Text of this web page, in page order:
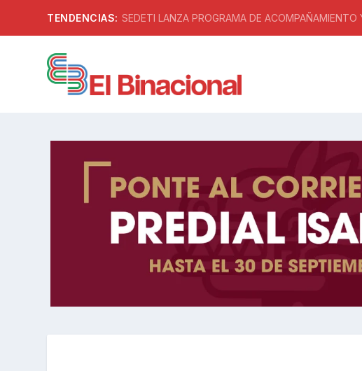
TENDENCIAS: SEDETI LANZA PROGRAMA DE ACOMPAÑAMIENTO